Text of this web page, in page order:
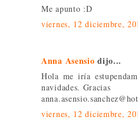
Me apunto :D
viernes, 12 diciembre,
Anna Asensio dijo...
Hola me iría
navidades. Gracias
viernes, 12 diciembre,